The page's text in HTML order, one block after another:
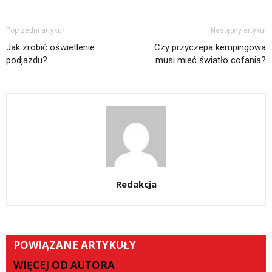
Poprzedni artykuł
Jak zrobić oświetlenie
podjazdu?
Następny artykuł
Czy przyczepa kempingowa
musi mieć światło cofania?
Redakcja
POWIĄZANE ARTYKUŁY
WIĘCEJ OD AUTORA